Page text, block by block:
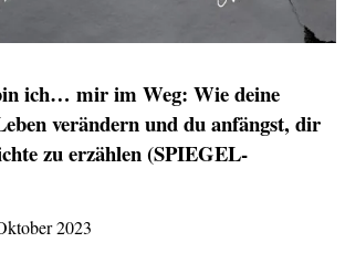
ich… mir im Weg: Wie deine
verändern und du anfängst, dir
zu erzählen (SPIEGEL-
2023